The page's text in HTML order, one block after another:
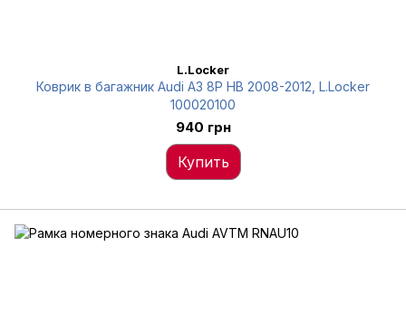
L.Locker
Коврик в багажник Audi A3 8P HB 2008-2012, L.Locker
100020100
940 грн
Купить